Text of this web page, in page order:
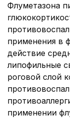
Флуметазона
применения в
действие
липофильные
роговой слой
применении